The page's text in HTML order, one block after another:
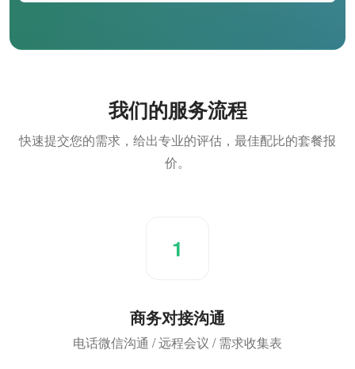
我们的服务流程
快速提交您的需求，给出专业的评估，最佳配比的套餐报
价。
1
商务对接沟通
电话微信沟通 / 远程会议 / 需求收集表